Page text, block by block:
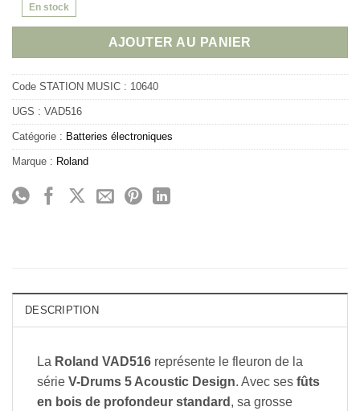
En stock
AJOUTER AU PANIER
Code STATION MUSIC : 10640
UGS : VAD516
Catégorie : Batteries électroniques
Marque : Roland
DESCRIPTION
La Roland VAD516 représente le fleuron de la
série V-Drums 5 Acoustic Design. Avec ses fûts
en bois de profondeur standard , sa grosse